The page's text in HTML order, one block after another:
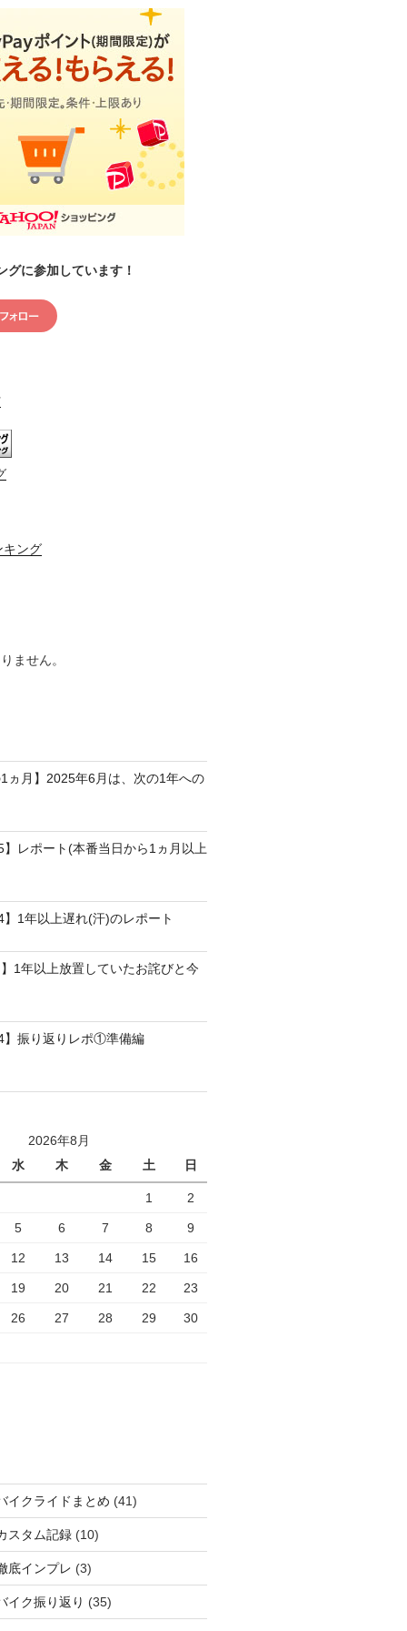
グに参加しています！
キング
ません。
ヵ月】2025年6月は、次の1年への
レポート(本番当日から1ヵ月以上
1年以上遅れ(汗)のレポート
1年以上放置していたお詫びと今
】振り返りレポ①準備編
2026年8月
水
木 金 土 日
1 2
5 6 7 8 9
12 13 14 15 16
19 20 21 22 23
26 27 28 29 30
イクライドまとめ (41)
スタム記録(10)
底インプレ (3)
イク振り返り (35)